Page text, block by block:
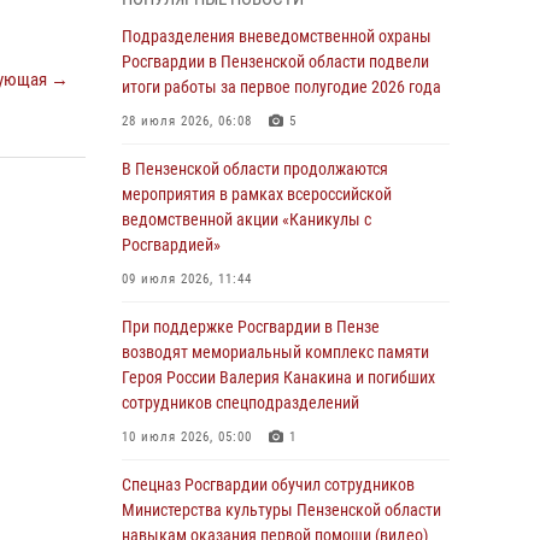
→
легендарного генерала Яковлева
05 августа 2026, 07:00
Сотрудники пензенского ОМОН «Страж»
познакомили участников сборов «Гвардеец»
05 августа 2026, 06:15 6
В Пензе сотрудники Росгвардии оказали
помощь дезориентированному пенсионеру
05 августа 2026, 04:00
В Пензе при силовой поддержке Росгвардии
пресечена деятельность ОПГ,
маскировавшейся под реабилитационный
центр (видео)
04 августа 2026, 07:05
В Управлении Росгвардии по Пензенской
области подвели итоги работы за первое
Подразделения вневедомственной охраны
Росгвардии в Пензенской области подвели
итоги работы за первое полугодие 2026 года
28 июля 2026, 06:08 5
В Пензенской области продолжаются
мероприятия в рамках всероссийской
ведомственной акции «Каникулы с
Росгвардией»
09 июля 2026, 11:44
При поддержке Росгвардии в Пензе
возводят мемориальный комплекс памяти
Героя России Валерия Канакина и погибших
сотрудников спецподразделений
10 июля 2026, 05:00 1
Спецназ Росгвардии обучил сотрудников
Министерства культуры Пензенской области
навыкам оказания первой помощи (видео)